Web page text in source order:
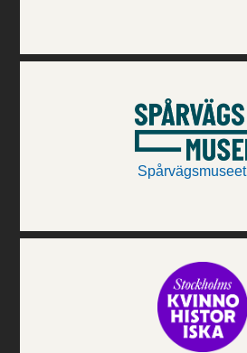
Spårvägsmuseet